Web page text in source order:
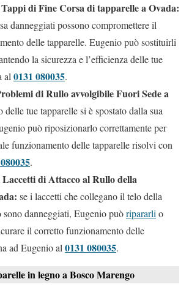
di Fine Corsa di tapparelle a Ovada:
danneggiati possono compromettere il
delle tapparelle. Eugenio può sostituirli
la sicurezza e l’efficienza delle tue
al0131 080035.
di Rullo avvolgibile Fuori Sede a
delle tue tapparelle si è spostato dalla sua
può riposizionarlo correttamente per
funzionamento delle tapparelle risolvi con
.
di Attacco al Rullo della
se i laccetti che collegano il telo della
danneggiati, Eugenio puòripararlio
il corretto funzionamento delle
ad Eugenio al0131 080035.
in legno a Bosco Marengo